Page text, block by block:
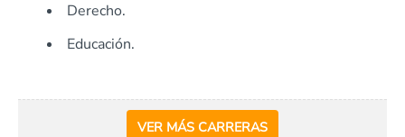
Derecho.
Educación.
VER MÁS CARRERAS